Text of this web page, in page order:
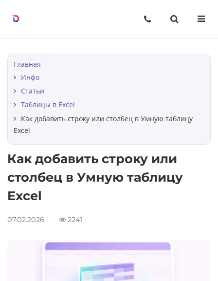
Excel с уверенностью, шаг за
Мини-курсы по Excel
О компании
Вопрос-ответ
Строки в Excel
Столбцы в Excel
Ячейки в Excel
Таблицы в Excel
BI-инструменты: от данных к
решению
Excel без границ
Excel с уверенностью:
Главная
Инфо
Статьи
Таблицы в Excel
Как добавить строку или столбец в Умную таблицу
Excel
Как добавить строку или
столбец в Умную таблицу
Excel
07.02.2026 2241